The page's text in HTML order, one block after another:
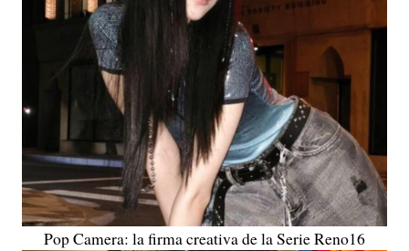
Pop Camera: la firma creativa de la Serie Reno16